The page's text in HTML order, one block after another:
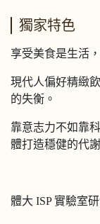
獨家特色
享受美食是生活
現代人偏好精緻
的失衡。
靠意志力不如靠
體打造穩健的代
體大 ISP 實驗室